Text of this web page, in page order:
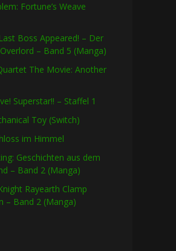
Fortune’s Weave
Boss Appeared! – Der
– Band 5 (Manga)
The Movie: Another
Superstar!! – Staffel 1
Toy (Switch)
im Himmel
Geschichten aus dem
– Band 2 (Manga)
Rayearth Clamp
– Band 2 (Manga)